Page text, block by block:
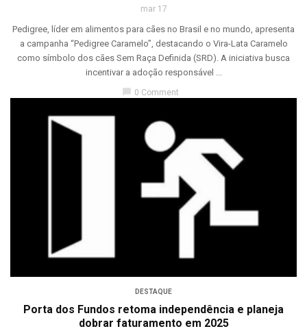
mar 17
Pedigree, líder em alimentos para cães no Brasil e no mundo, apresenta
a campanha “Pedigree Caramelo”, destacando o Vira-Lata Caramelo
como símbolo dos cães Sem Raça Definida (SRD). A iniciativa busca
incentivar a adoção responsável ...
chat_bubble 0 Comment
DESTAQUE
Porta dos Fundos retoma independência e planeja
dobrar faturamento em 2025